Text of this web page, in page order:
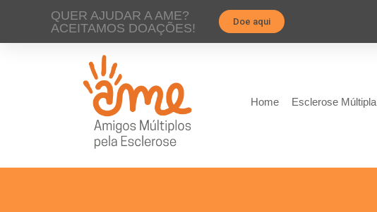
QUER AJUDAR A AME?
ACEITAMOS DOAÇÕES!
Doe aqui
Home Esclerose Múltipla